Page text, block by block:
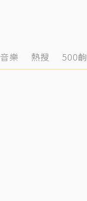
音樂 熱搜 500齣